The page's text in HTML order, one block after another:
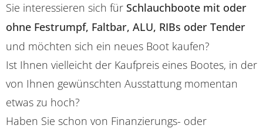
Sie interessieren sich für Schlauchboote mit oder
ohne Festrumpf, Faltbar, ALU, RIBs oder Tender
und möchten sich ein neues Boot kaufen?
Ist Ihnen vielleicht der Kaufpreis eines Bootes, in der
von Ihnen gewünschten Ausstattung momentan
etwas zu hoch?
Haben Sie schon von Finanzierungs- oder